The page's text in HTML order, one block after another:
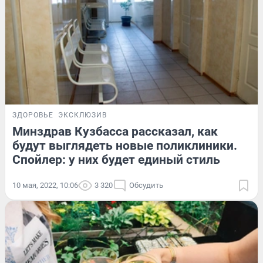
ЗДОРОВЬЕ ЭКСКЛЮЗИВ
Минздрав Кузбасса рассказал, как
будут выглядеть новые поликлиники.
Спойлер: у них будет единый стиль
10 мая, 2022, 10:06 3 320 Обсудить